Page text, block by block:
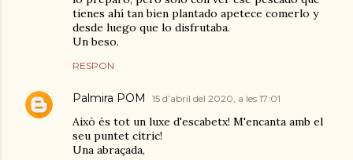
tienes ahí tan bien plantado apetece comerlo y
desde luego que lo disfrutaba.
Un beso.
RESPON
Palmira POM 15 d’abril del 2020, a les 17:01
Això és tot un luxe d'escabetx! M'encanta amb el
seu puntet cítric!
Una abraçada,